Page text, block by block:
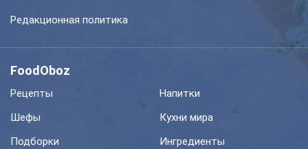
Редакционная политика
FoodOboz
Рецепты
Напитки
Шефы
Кухни мира
Подборки
Ингредиенты